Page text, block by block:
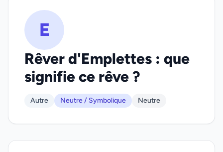
E
Rêver d'Emplettes : que
signifie ce rêve ?
Autre Neutre / Symbolique Neutre